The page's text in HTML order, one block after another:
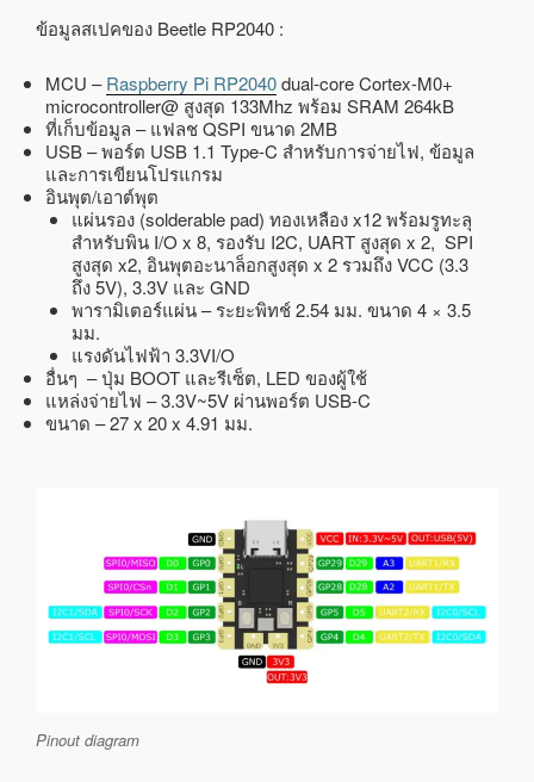
ข้อมูลสเปคของ Beetle RP2040 :
MCU –Raspberry Pi RP2040dual-core Cortex-M0+
microcontroller@ สูงสุด 133Mhz พร้อม SRAM 264kB
ที่เก็บข้อมูล – แฟลช QSPI ขนาด 2MB
USB – พอร์ต USB 1.1 Type-C สำหรับการจ่ายไฟ, ข้อมูล
และการเขียนโปรแกรม
อินพุต/เอาต์พุต
แผ่นรอง (solderable pad) ทองเหลือง x12 พร้อมรูทะลุ
สำหรับพิน I/O x 8, รองรับ I2C, UART สูงสุด x 2, SPI
สูงสุด x2, อินพุตอะนาล็อกสูงสุด x 2 รวมถึง VCC (3.3
ถึง 5V), 3.3V และ GND
พารามิเตอร์แผ่น – ระยะพิทช์ 2.54 มม. ขนาด 4 × 3.5
มม.
แรงดันไฟฟ้า 3.3VI/O
อื่นๆ – ปุ่ม BOOT และรีเซ็ต, LED ของผู้ใช้
แหล่งจ่ายไฟ – 3.3V~5V ผ่านพอร์ต USB-C
ขนาด – 27 x 20 x 4.91 มม.
Pinout diagram